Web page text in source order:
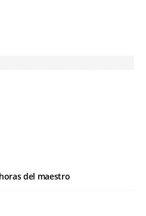
del maestro